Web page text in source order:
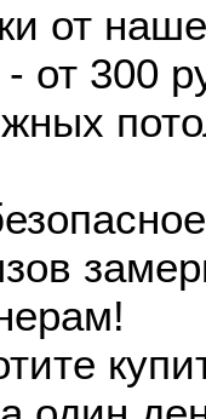
от
от 300